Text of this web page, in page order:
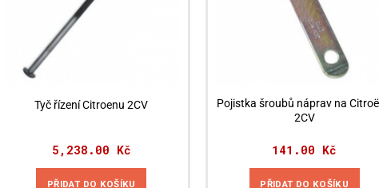
Tyč řízení Citroenu 2CV
5,238.00 Kč
PŘIDAT DO KOŠÍKU
Pojistka šroubů náprav na
2CV
141.00 Kč
PŘIDAT DO KOŠÍKU